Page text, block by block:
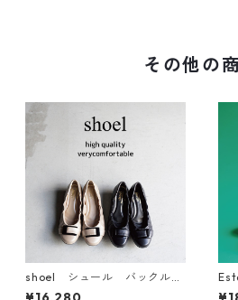
その他の
shoel シュール バックルレ
ザーパンプス 5791
ー